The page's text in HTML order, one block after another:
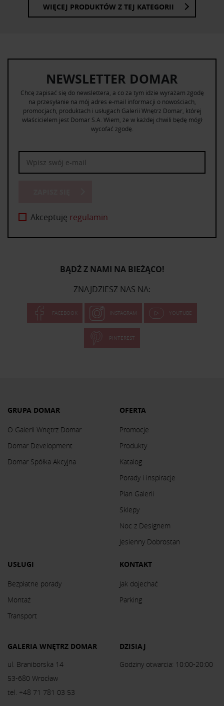
WIĘCEJ PRODUKTÓW Z TEJ KATEGORII
NEWSLETTER DOMAR
Chcę zapisać się do newslettera, a co za tym idzie wyrażam zgodę
na przesyłanie na mój adres e-mail informacji o nowościach,
promocjach, produktach i usługach Galerii Wnętrz Domar, której
właścicielem jest Domar S.A. Wiem, że w każdej chwili będę mógł
wycofać zgodę.
Akceptuję regulamin
BĄDŹ Z NAMI NA BIEŻĄCO!
ZNAJDZIESZ NAS NA:
FACEBOOK INSTAGRAM YOUTUBE
PINTEREST
GRUPA DOMAR
O Galerii Wnętrz Domar
Domar Development
Domar Spółka Akcyjna
OFERTA
Promocje
Produkty
Katalog
Porady i inspiracje
Plan Galerii
Sklepy
Noc z Designem
Jesienny Dobrostan
USŁUGI
Bezpłatne porady
Montaż
Transport
KONTAKT
Jak dojechać
Parking
GALERIA WNĘTRZ DOMAR
ul. Braniborska 14
53-680 Wrocław
tel. +48 71 781 03 53
DZISIAJ
Godziny otwarcia: 10:00-20:00